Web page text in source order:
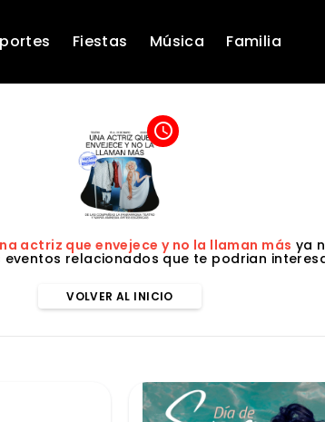
Fiestas Música Familia
access_time
actriz que envejece y no la llaman más ya
eventos relacionados que te podrian
VOLVER AL INICIO